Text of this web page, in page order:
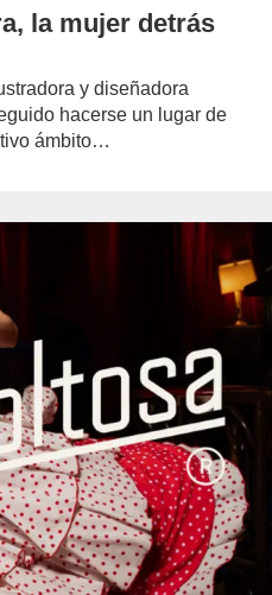
la mujer detrás
y diseñadora
hacerse un lugar de
ámbito…